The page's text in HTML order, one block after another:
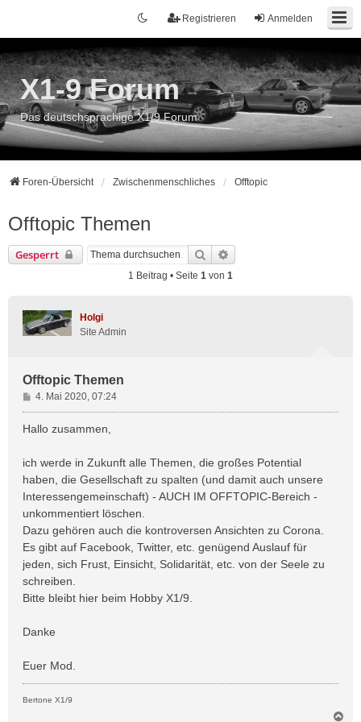
Anmelden
Registrieren
X1-9 Forum
Das deutschsprachige X1/9 Forum
Foren-Übersicht Zwischenmenschliches Offtopic
Offtopic Themen
Gesperrt Suche
1 Beitrag • Seite 1 von 1
Holgi
Site Admin
Offtopic Themen
B
e
i
a
g
4. Mai 2020, 07:24
Hallo zusammen,
ich werde in Zukunft alle Themen, die großes Potential
haben, die Gesellschaft zu spalten (und damit auch unsere
Interessengemeinschaft) - AUCH IM OFFTOPIC-Bereich -
unkommentiert löschen.
Dazu gehören auch die kontroversen Ansichten zu Corona.
Es gibt auf Facebook, Twitter, etc. genügend Auslauf für
jeden, sich Frust, Einsicht, Solidarität, etc. von der Seele zu
schreiben.
Bitte bleibt hier beim Hobby X1/9.
Danke
Euer Mod.
Bertone X1/9